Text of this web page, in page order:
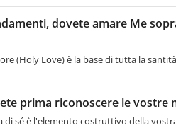
dovete amare Me
(Holy Love) è la base di tutta la
prima riconoscere le vostre
di sé è l'elemento costruttivo della